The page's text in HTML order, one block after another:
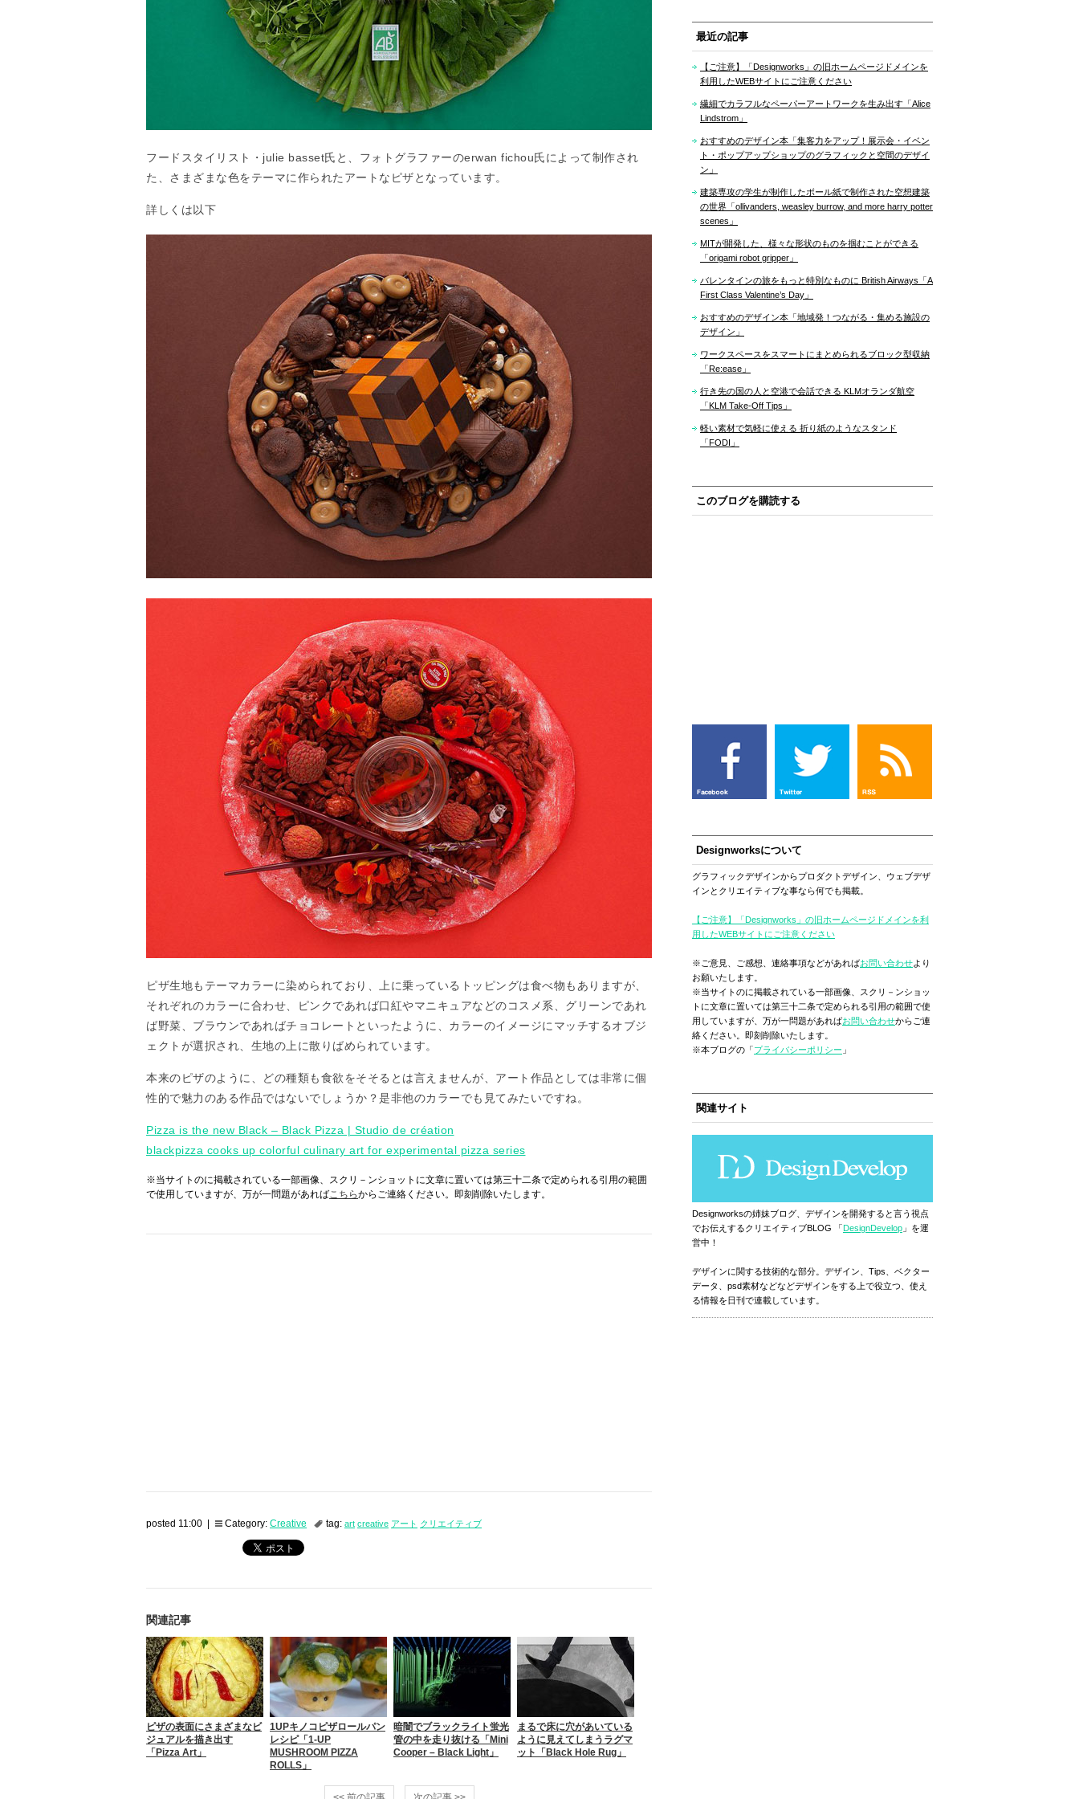
フードスタイリスト・julie basset氏と、フォトグラファーのerwan fichou氏によって制作され
た、さまざまな色をテーマに作られたアートなピザとなっています。
詳しくは以下
ピザ生地もテーマカラーに染められており、上に乗っているトッピングは食べ物もありますが、
それぞれのカラーに合わせ、ピンクであれば口紅やマニキュアなどのコスメ系、グリーンであれ
ば野菜、ブラウンであればチョコレートといったように、カラーのイメージにマッチするオブジ
ェクトが選択され、生地の上に散りばめられています。
本来のピザのように、どの種類も食欲をそそるとは言えませんが、アート作品としては非常に個
性的で魅力のある作品ではないでしょうか？是非他のカラーでも見てみたいですね。
Pizza is the new Black – Black Pizza | Studio de création
blackpizza cooks up colorful culinary art for experimental pizza series
※当サイトのに掲載されている一部画像、スクリ－ンショットに文章に置いては第三十二条で定められる引用の範囲
で使用していますが、万が一問題があればこちらからご連絡ください。即刻削除いたします。
posted 11:00 | Category: Creative tag: art creative アート クリエイティブ
関連記事
ピザの表面にさまざまなビ
ジュアルを描き出す
「Pizza Art」
1UPキノコピザロールパン
レシピ「1-UP
MUSHROOM PIZZA
ROLLS」
暗闇でブラックライト蛍光
管の中を走り抜ける「Mini
Cooper – Black Light」
まるで床に穴があいている
ように見えてしまうラグマ
ット「Black Hole Rug」
最近の記事
【ご注意】「Designworks」の旧ホームページドメインを
利用したWEBサイトにご注意ください
繊細でカラフルなペーパーアートワークを生み出す「Alice
Lindstrom」
おすすめのデザイン本「集客力をアップ！展示会・イベン
ト・ポップアップショップのグラフィックと空間のデザイ
ン」
建築専攻の学生が制作したボール紙で制作された空想建築
の世界「ollivanders, weasley burrow, and more harry potter
scenes」
MITが開発した、様々な形状のものを掴むことができる
「origami robot gripper」
バレンタインの旅をもっと特別なものに British Airways「A
First Class Valentine’s Day」
おすすめのデザイン本「地域発！つながる・集める施設の
デザイン」
ワークスペースをスマートにまとめられるブロック型収納
「Re:ease」
行き先の国の人と空港で会話できる KLMオランダ航空
「KLM Take-Off Tips」
軽い素材で気軽に使える 折り紙のようなスタンド
「FODI」
このブログを購読する
Designworksについて
グラフィックデザインからプロダクトデザイン、ウェブデザ
インとクリエイティブな事なら何でも掲載。
【ご注意】「Designworks」の旧ホームページドメインを利
用したWEBサイトにご注意ください
※ご意見、ご感想、連絡事項などがあればお問い合わせより
お願いたします。
※当サイトのに掲載されている一部画像、スクリ－ンショッ
トに文章に置いては第三十二条で定められる引用の範囲で使
用していますが、万が一問題があればお問い合わせからご連
絡ください。即刻削除いたします。
※本ブログの「プライバシーポリシー 」
関連サイト
Designworksの姉妹ブログ、デザインを開発すると言う視点
でお伝えするクリエイティブBLOG 「DesignDevelop 」を運
営中！
デザインに関する技術的な部分。デザイン、Tips、ベクター
データ、psd素材などなどデザインをする上で役立つ、使え
る情報を日刊で連載しています。